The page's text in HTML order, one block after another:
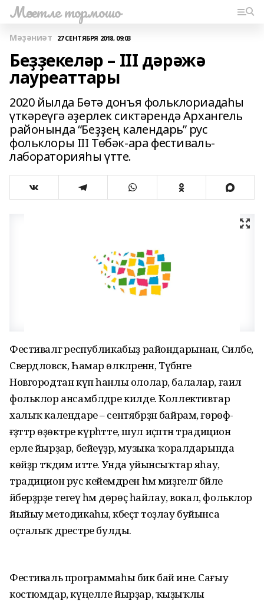
Мәсетле тормошо
Мәҙәниәт 27 СЕНТЯБРЯ 2018, 09:03
Беҙҙекеләр – III дәрәжә
лауреаттары
2020 йылда Бөтә донъя фольклориадаһы
үткәреүгә әҙерлек сиктәрендә Архангель
районында “Беҙҙең календарь” рус
фольклоры III Төбәк-ара фестиваль-
лабораторияһы үтте.
Фестивалгә республикабыҙ райондарынан, Силәбе,
Свердловск, Һамар өлкәләренән, Түбәнге
Новгородтан күп һанлы ололар, балалар, ғаилә
фольклор ансамблдәре килде. Коллективтар
халыҡ календаре – сентябрҙән байрам, ғөрөф-
ғәҙәттәр өҙөктәре күрһәтте, шул иҫәптән традицион
ерле йырҙар, бейеүҙәр, музыка ҡоралдарында
көйҙәр тәҡдим итте. Унда уйынсыҡтар яһау,
традицион рус кейемдәрен һәм миҙгелгә бәйле
әйберҙәрҙе тегеү һәм дөрөҫ һайлау, вокал, фольклор
йыйыу методикаһы, кәбеҫтә тоҙлау буйынса
оҫталыҡ дәрестәре булды.
Фестиваль программаһы бик бай ине. Сағыу
костюмдар, күңелле йырҙар, ҡыҙыҡлы